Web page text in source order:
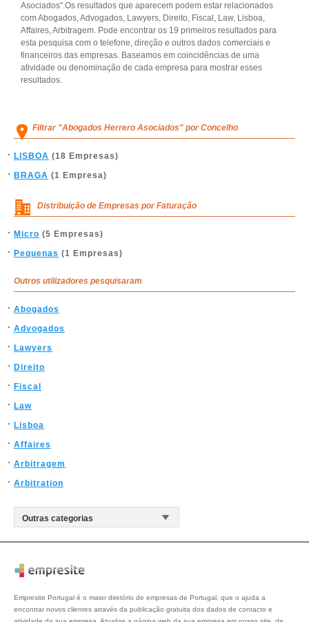
Asociados".Os resultados que aparecem podem estar relacionados
com Abogados, Advogados, Lawyers, Direito, Fiscal, Law, Lisboa,
Affaires, Arbitragem. Pode encontrar os 19 primeiros resultados para
esta pesquisa com o telefone, direção e outros dados comerciais e
financeiros das empresas. Baseamos em coincidências de uma
atividade ou denominação de cada empresa para mostrar esses
resultados.
Filtrar "Abogados Herrero Asociados" por Concelho
LISBOA (18 Empresas)
BRAGA (1 Empresa)
Distribuição de Empresas por Faturação
Micro (5 Empresas)
Pequenas (1 Empresas)
Outros utilizadores pesquisaram
Abogados
Advogados
Lawyers
Direito
Fiscal
Law
Lisboa
Affaires
Arbitragem
Arbitration
Empresite Portugal é o maior diretório de empresas de Portugal, que o ajuda a
encontrar novos clientes através da publicação gratuita dos dados de contacto e